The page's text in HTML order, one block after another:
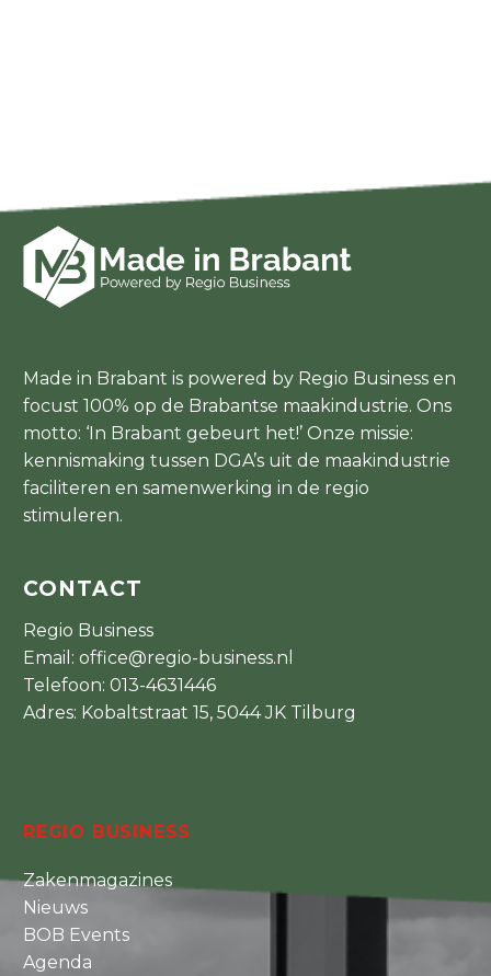
Made in Brabant is powered by Regio Business en
focust 100% op de Brabantse maakindustrie. Ons
motto: ‘In Brabant gebeurt het!’ Onze missie:
kennismaking tussen DGA’s uit de maakindustrie
faciliteren en samenwerking in de regio
stimuleren.
CONTACT
Regio Business
Email: office@regio-business.nl
Telefoon: 013-4631446
Adres: Kobaltstraat 15, 5044 JK Tilburg
REGIO BUSINESS
Zakenmagazines
Nieuws
BOB Events
Agenda